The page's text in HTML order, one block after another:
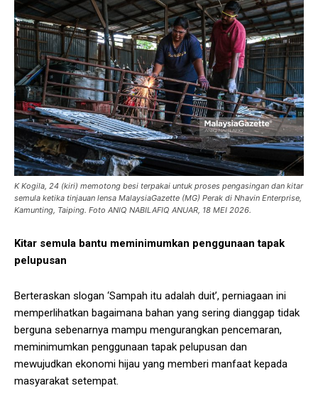
K Kogila, 24 (kiri) memotong besi terpakai untuk proses pengasingan dan kitar
semula ketika tinjauan lensa MalaysiaGazette (MG) Perak di Nhavin Enterprise,
Kamunting, Taiping. Foto ANIQ NABILAFIQ ANUAR, 18 MEI 2026.
Kitar semula bantu meminimumkan penggunaan tapak
pelupusan
Berteraskan slogan ‘Sampah itu adalah duit’, perniagaan ini
memperlihatkan bagaimana bahan yang sering dianggap tidak
berguna sebenarnya mampu mengurangkan pencemaran,
meminimumkan penggunaan tapak pelupusan dan
mewujudkan ekonomi hijau yang memberi manfaat kepada
masyarakat setempat.